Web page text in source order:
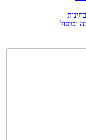
וטיפול